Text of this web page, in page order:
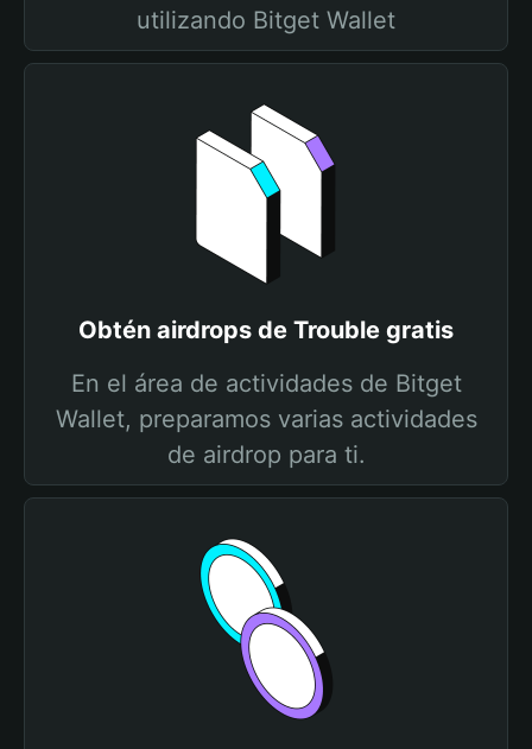
utilizando Bitget Wallet
Obtén airdrops de Trouble gratis
En el área de actividades de Bitget
Wallet, preparamos varias actividades
de airdrop para ti.